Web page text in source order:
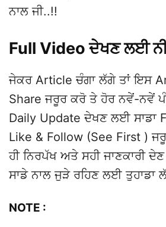
ਨਾਲ ਜੀ..!!
Full Video ਦੇਖਣ ਲਈ
ਜੇਕਰ Article ਚੰਗਾ ਲੱਗੇ ਤਾਂ ਇਸ
Share ਜਰੂਰ ਕਰੋ ਤੇ ਹੋਰ ਨਵੇਂ-ਨਵੇਂ
Daily Update ਦੇਖਣ ਲਈ ਸਾਡਾ
Like & Follow (See First )
ਹੀ ਨਿਰਪੱਖ ਅਤੇ ਸਹੀ ਜਾਣਕਾਰੀ
ਸਾਡੇ ਨਾਲ ਜੁੜੇ ਰਹਿਣ ਲਈ ਤੁਹਾਡਾ
NOTE :